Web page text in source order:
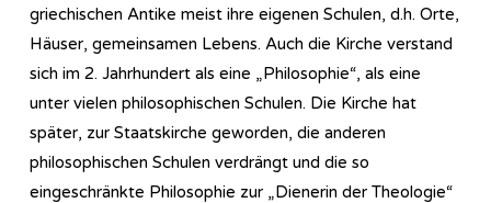
griechischen Antike meist ihre eigenen Schulen, d.h. Orte,
Häuser, gemeinsamen Lebens. Auch die Kirche verstand
sich im 2. Jahrhundert als eine „Philosophie“, als eine
unter vielen philosophischen Schulen. Die Kirche hat
später, zur Staatskirche geworden, die anderen
philosophischen Schulen verdrängt und die so
eingeschränkte Philosophie zur „Dienerin der Theologie“